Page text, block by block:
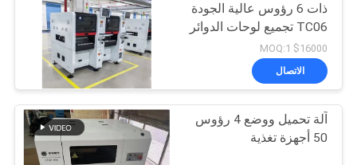
أخبار
SHOPPING
ON
LINE
فرن إعادة تدفق SMT
34
ذات 6 رؤوس عالية الجودة
TC06 تجميع لوحات الدوائر
المطبوعة أوتوماتيكي
بالكامل
$16000 MOQ:1
الاتصال
آلة تحميل ووضع 4 رؤوس
50 أجهزة تغذية